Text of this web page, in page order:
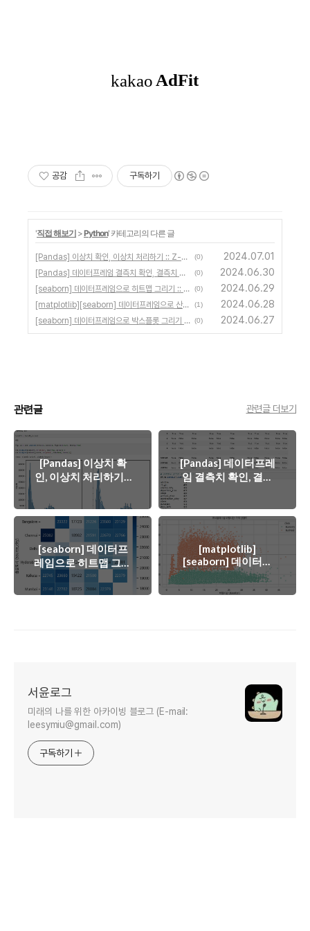
공감 구독하기
'직접 해보기 >Python' 카테고리의 다른 글
[Pandas] 이상치 확인, 이상치 처리하기 :: Z-score 방법, IQR 방법 (0) 2024.07.01
[Pandas] 데이터프레임 결측치 확인, 결측치 처리 삭제 대체 :: isnull, dropna, fillna, ffill, bfill (0) 2024.06.30
[seaborn] 데이터프레임으로 히트맵 그리기 :: sns.heatmap (0) 2024.06.29
[matplotlib][seaborn] 데이터프레임으로 산점도 그리기 :: plt.scatter sns.scatterplot (1) 2024.06.28
[seaborn] 데이터프레임으로 박스플롯 그리기 :: sns.boxplot (0) 2024.06.27
관련글 관련글 더보기
[Pandas] 이상치 확
인, 이상치 처리하기 ::
Z-score 방법, IQR 방
[Pandas] 데이터프레
임 결측치 확인, 결측
치 처리 삭제 대체 ::
isnull, dropna, fillna,
ffill, bfill
[seaborn] 데이터프
레임으로 히트맵 그리
기 :: sns.heatmap
[matplotlib]
[seaborn] 데이터프
레임으로 산점도 그리
기 :: plt.scatter
서윤로그
미래의 나를 위한 아카이빙 블로그 (E-mail:
leesymiu@gmail.com)
구독하기